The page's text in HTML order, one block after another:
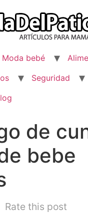
Moda bebé
Seguridad
de
bebe
Rate this post